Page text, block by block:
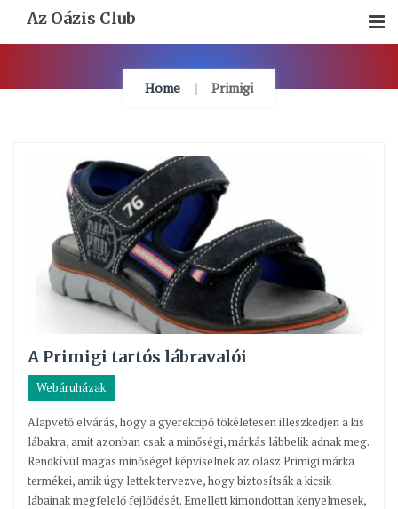
Content
Az Oázis Club
Home Primigi
A Primigi tartós lábravalói
Webáruházak
Alapvető elvárás, hogy a gyerekcipő tökéletesen illeszkedjen a kis
lábakra, amit azonban csak a minőségi, márkás lábbelik adnak meg.
Rendkívül magas minőséget képviselnek az olasz Primigi márka
termékei, amik úgy lettek tervezve, hogy biztosítsák a kicsik
lábainak megfelelő fejlődését. Emellett kimondottan kényelmesek,